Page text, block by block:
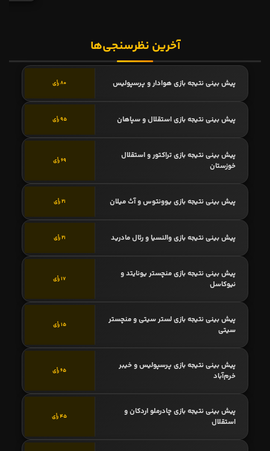
آخرین نظرسنجی‌ها
پیش بینی نتیجه بازی هوادار و پرسپولیس 80 رأی
پیش بینی نتیجه بازی استقلال و سپاهان 95 رأی
پیش بینی نتیجه بازی تراکتور و استقلال
خوزستان
69 رأی
پیش بینی نتیجه بازی یوونتوس و آث میلان 21 رأی
پیش بینی نتیجه بازی والنسیا و رئال مادرید 21 رأی
پیش بینی نتیجه بازی منچستر یونایتد و
نیوکاسل
17 رأی
پیش بینی نتیجه بازی لستر سیتی و منچستر
سیتی
15 رأی
پیش بینی نتیجه بازی پرسپولیس و خیبر
خرم‌آباد
65 رأی
پیش بینی نتیجه بازی چادرملو اردکان و
استقلال
45 رأی